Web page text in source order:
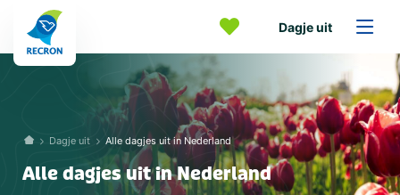
Dagje uit
Dagje uit Alle dagjes uit in Nederland
Alle dagjes uit in Nederland